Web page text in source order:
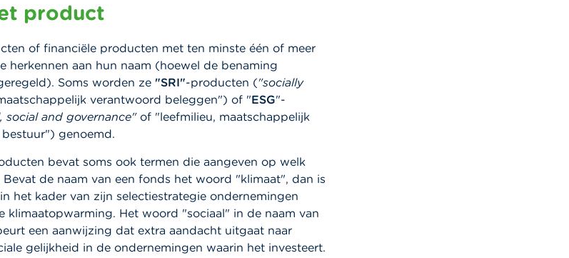
product
of financiële producten met ten minste één of meer
herkennen aan hun naam (hoewel de benaming
Soms worden ze "SRI"-producten ("socially
verantwoord beleggen") of "ESG"-
social and governance"of "leefmilieu, maatschappelijk
genoemd.
bevat soms ook termen die aangeven op welk
de naam van een fonds het woord "klimaat", dan is
het kader van zijn selectiestrategie ondernemingen
klimaatopwarming. Het woord "sociaal" in de naam van
een aanwijzing dat extra aandacht uitgaat naar
gelijkheid in de ondernemingen waarin het investeert.